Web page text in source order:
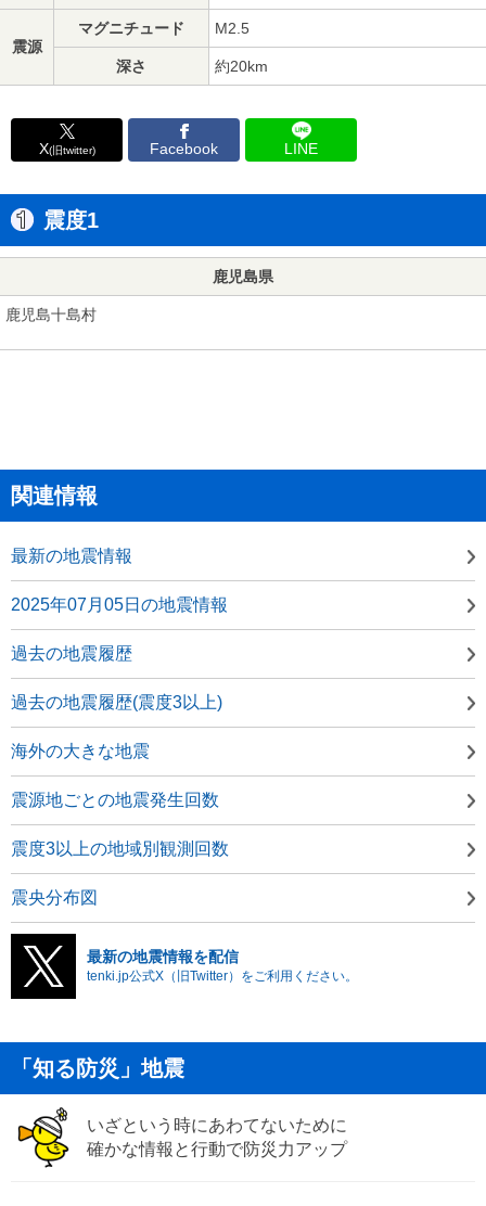
震源
マグニチュード M2.5
深さ 約20km
X(旧twitter) Facebook LINE
震度1
鹿児島県
鹿児島十島村
関連情報
最新の地震情報
2025年07月05日の地震情報
過去の地震履歴
過去の地震履歴(震度3以上)
海外の大きな地震
震源地ごとの地震発生回数
震度3以上の地域別観測回数
震央分布図
最新の地震情報を配信
tenki.jp公式X（旧Twitter）をご利用ください。
「知る防災」地震
いざという時にあわてないために
確かな情報と行動で防災力アップ